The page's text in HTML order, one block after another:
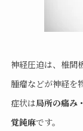
神経圧迫は、椎間
腫瘤などが神経を
症状は局所の痛み
覚鈍麻です。